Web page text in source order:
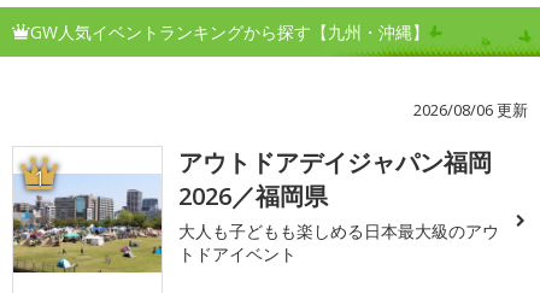
GW人気イベントランキングから探す【九州・沖縄】
2026/08/06 更新
1
アウトドアデイジャパン福岡
2026／福岡県
大人も子どもも楽しめる日本最大級のアウ
トドアイベント